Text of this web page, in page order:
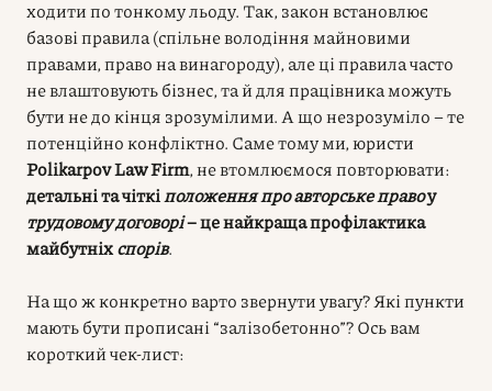
ходити по тонкому льоду. Так, закон встановлює
базові правила (спільне володіння майновими
правами, право на винагороду), але ці правила часто
не влаштовують бізнес, та й для працівника можуть
бути не до кінця зрозумілими. А що незрозуміло – те
потенційно конфліктно. Саме тому ми, юристи
Polikarpov Law Firm, не втомлюємося повторювати:
детальні та чіткіположення про авторське правоу
трудовому договорі– це найкраща профілактика
майбутніхспорів.
На що ж конкретно варто звернути увагу? Які пункти
мають бути прописані “залізобетонно”? Ось вам
короткий чек-лист: